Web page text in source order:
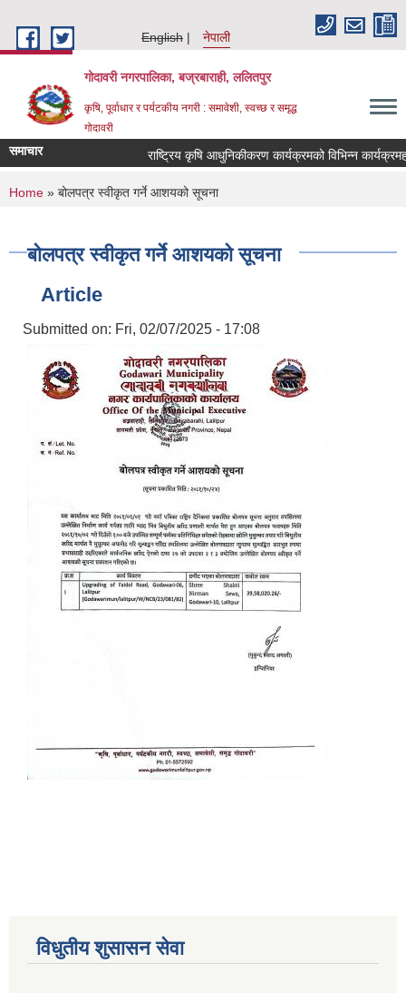
English
नेपाली
गोदावरी नगरपालिका, बज्रबाराही, ललितपुर
कृषि, पूर्वाधार र पर्यटकीय नगरी : समावेशी, स्वच्छ र समृद्ध
गोदावरी
समाचार
You are here
Home » बोलपत्र स्वीकृत गर्ने आशयको सूचना
बोलपत्र स्वीकृत गर्ने आशयको सूचना
Article
Submitted on: Fri, 02/07/2025 - 17:08
विधुतीय शुसासन सेवा